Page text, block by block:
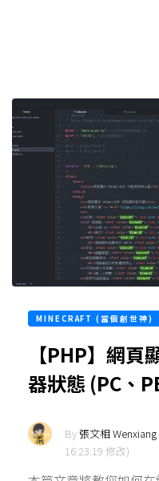
MINECRAFT (當個創世神)
【PHP】網
器狀態 (PC、
By張文相
16:23:19 修改)